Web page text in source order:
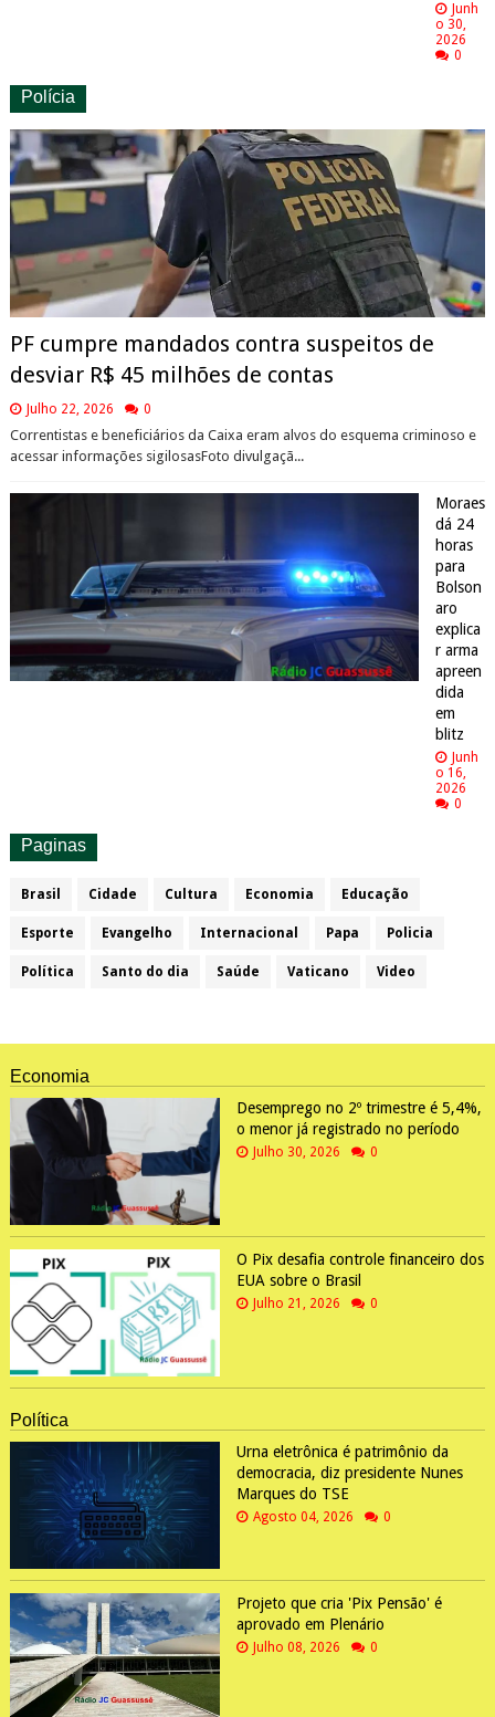
Junh
o 30,
2026
0
Polícia
PF cumpre mandados contra suspeitos de
desviar R$ 45 milhões de contas
Julho 22, 2026 0
Correntistas e beneficiários da Caixa eram alvos do esquema criminoso e
acessar informações sigilosasFoto divulgaçã...
Moraes
dá 24
horas
para
Bolson
aro
explica
r arma
apreen
dida
em
blitz
Junh
o 16,
2026
0
Paginas
Brasil Cidade Cultura Economia Educação
Esporte Evangelho Internacional Papa Policia
Política Santo do dia Saúde Vaticano Video
Economia
Desemprego no 2º trimestre é 5,4%,
o menor já registrado no período
Julho 30, 2026 0
O Pix desafia controle financeiro dos
EUA sobre o Brasil
Julho 21, 2026 0
Política
Urna eletrônica é patrimônio da
democracia, diz presidente Nunes
Marques do TSE
Agosto 04, 2026 0
Projeto que cria 'Pix Pensão' é
aprovado em Plenário
Julho 08, 2026 0